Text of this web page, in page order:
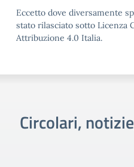
Eccetto dove diversamente
stato rilasciato sotto Licenza
Attribuzione 4.0 Italia.
Circolari,